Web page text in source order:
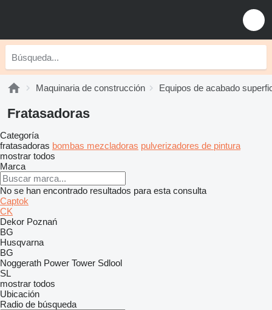
Maquinaria de construcción Equipos de acabado
Fratasadoras
Categoría
fratasadoras bombas mezcladoras pulverizadores de pintura
mostrar todos
Marca
No se han encontrado resultados para esta consulta
Captok
CK
Dekor Poznań
BG
Husqvarna
BG
Noggerath Power Tower Sdlool
SL
mostrar todos
Ubicación
Radio de búsqueda